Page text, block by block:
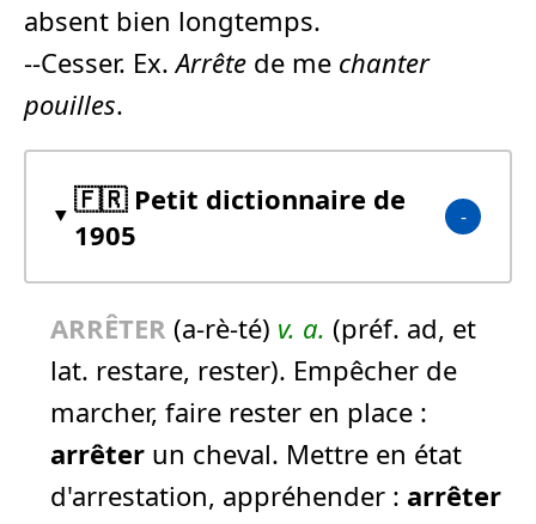
absent bien longtemps.
--Cesser. Ex.Arrête de me chanter
pouilles.
🇫🇷 Petit dictionnaire de
1905
ARRÊTER (a-rè-té) v. a. (préf. ad, et
lat. restare, rester). Empêcher de
marcher, faire rester en place :
arrêter un cheval. Mettre en état
d'arrestation, appréhender : arrêter